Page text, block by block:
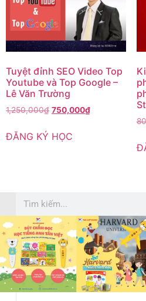
Tuyệt đỉnh SEO Video Top
Youtube và Top Google –
Lê Văn Trường
1,250,000₫ 750,000₫
ĐĂNG KÝ HỌC